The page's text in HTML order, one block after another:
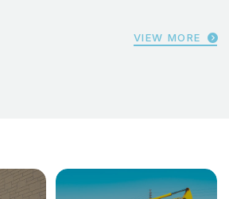
VIEW MORE